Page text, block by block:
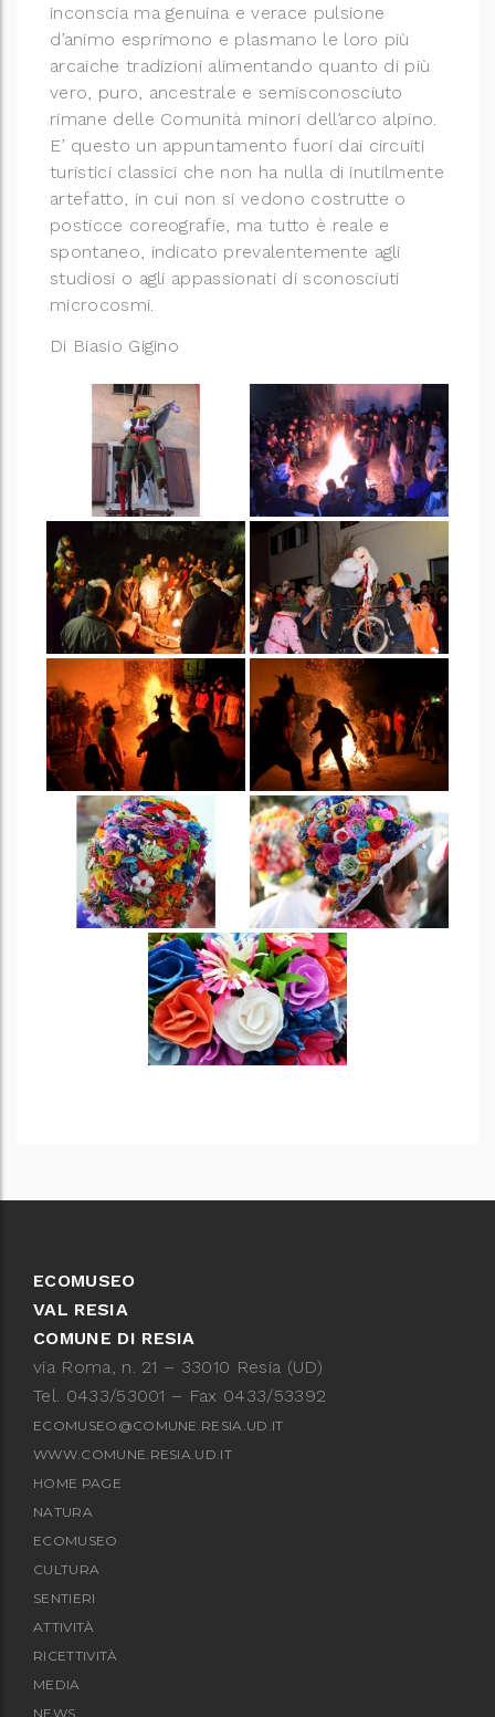
inconscia ma genuina e verace pulsione
d’animo esprimono e plasmano le loro più
arcaiche tradizioni alimentando quanto di più
vero, puro, ancestrale e semisconosciuto
rimane delle Comunità minori dell’arco alpino.
E’ questo un appuntamento fuori dai circuiti
turistici classici che non ha nulla di inutilmente
artefatto, in cui non si vedono costrutte o
posticce coreografie, ma tutto è reale e
spontaneo, indicato prevalentemente agli
studiosi o agli appassionati di sconosciuti
microcosmi.
Di Biasio Gigino
ECOMUSEO
VAL RESIA
COMUNE DI RESIA
via Roma, n. 21 – 33010 Resia (UD)
Tel. 0433/53001 – Fax 0433/53392
ECOMUSEO@COMUNE.RESIA.UD.IT
WWW.COMUNE.RESIA.UD.IT
HOME PAGE
NATURA
ECOMUSEO
CULTURA
SENTIERI
ATTIVITÀ
RICETTIVITÀ
MEDIA
NEWS